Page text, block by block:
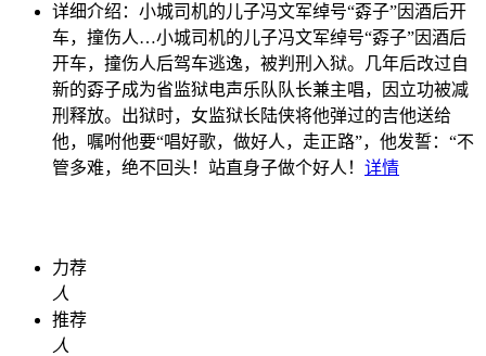
详细介绍： 小城司机的儿子冯文军绰号“孬子”因酒后开
车，撞伤人…小城司机的儿子冯文军绰号“孬子”因酒后
开车，撞伤人后驾车逃逸，被判刑入狱。几年后改过自
新的孬子成为省监狱电声乐队队长兼主唱，因立功被减
刑释放。出狱时，女监狱长陆侠将他弹过的吉他送给
他，嘱咐他要“唱好歌，做好人，走正路”，他发誓：“不
管多难，绝不回头！站直身子做个好人！ 详情
力荐
人
推荐
人